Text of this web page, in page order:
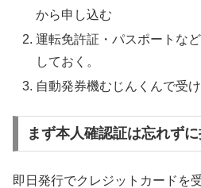
から申し込む
運転免許証・パスポートな
しておく。
自動発券機むじんくんで受け
まず本人確認証は忘れず
即日発行でクレジットカードを